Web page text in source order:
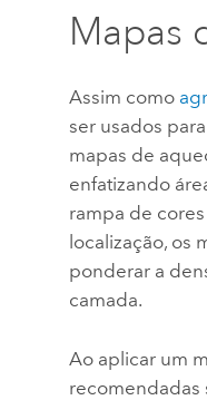
Mapas
Assim como
ser usados
mapas de
enfatizando
rampa de
localização, os
ponderar a
camada.
Ao aplicar um
recomendadas